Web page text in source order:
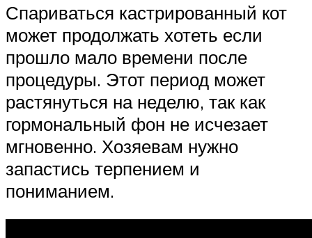
Спариваться кастрированный кот
может продолжать хотеть если
прошло мало времени после
процедуры. Этот период может
растянуться на неделю, так как
гормональный фон не исчезает
мгновенно. Хозяевам нужно
запастись терпением и
пониманием.